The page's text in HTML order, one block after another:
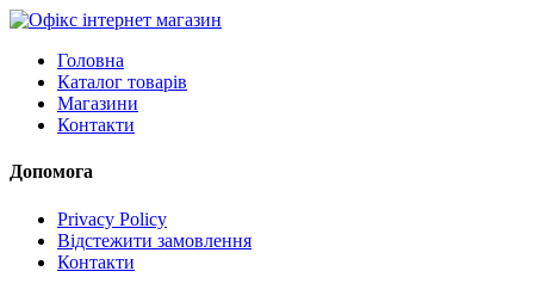
Головна
Каталог товарів
Магазини
Контакти
Допомога
Privacy Policy
Відстежити замовлення
Контакти